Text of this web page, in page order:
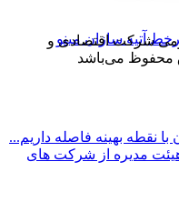
آتیه سازان مینو
شرکت اقتصادی و
نقطه بهینه فاصله داریم...
مدیره از شرکت های